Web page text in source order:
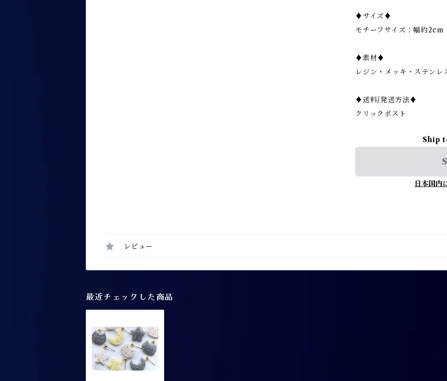
♦︎サイズ♦︎
モチーフサイズ：幅約2cm
♦︎素材♦︎
レジン・メッキ・ステンレ
♦︎送料/発送方法♦︎
クリックポスト
Ship
日本国内
レビュー
最近チェックした商品